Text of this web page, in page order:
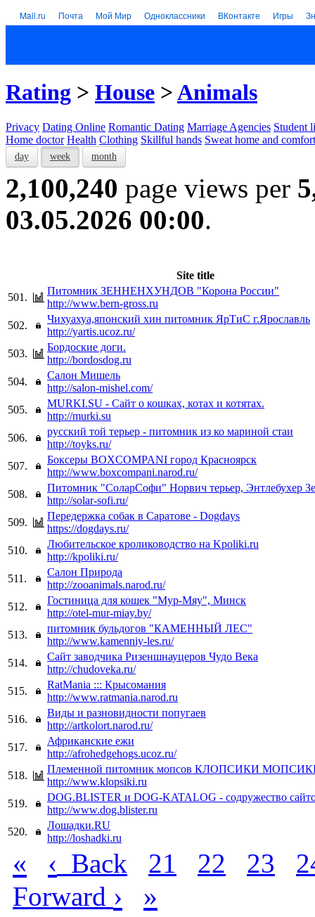
Mail.ru Почта Мой Мир Одноклассники ВКонтакте Игры
Rating > House >Animals
Privacy Dating Online Romantic Dating Marriage Agencies Student
Home doctor Health Clothing Skillful hands Sweat home and comfort
day week month
2,100,240 page views per
03.05.2026 00:00.
Site title
501.
Питомник ЗЕННЕНХУНДОВ "Корона России"
http://www.bern-gross.ru
502.
Чихуахуа,японский хин питомник ЯрТиС г.Ярославль
http://yartis.ucoz.ru/
503.
Бордоские доги.
http://bordosdog.ru
504.
Салон Мишель
http://salon-mishel.com/
505.
MURKI.SU - Сайт о кошках, котах и котятах.
http://murki.su
506.
русский той терьер - питомник из ко мариной стаи
http://toyks.ru/
507.
Боксеры BOXCOMPANI город Красноярск
http://www.boxcompani.narod.ru/
508.
Питомник "СоларСофи" Норвич терьер, Энтлебухер
http://solar-sofi.ru/
509.
Передержка собак в Саратове - Dogdays
https://dogdays.ru/
510.
Любительское кролиководство на Kpoliki.ru
http://kpoliki.ru/
511.
Салон Природа
http://zooanimals.narod.ru/
512.
Гостиница для кошек "Мур-Мяу", Минск
http://otel-mur-miay.by/
513.
питомник бульдогов "КАМЕННЫЙ ЛЕС"
http://www.kamenniy-les.ru/
514.
Сайт заводчика Ризеншнауцеров Чудо Века
http://chudoveka.ru/
515.
RatMania ::: Крысомания
http://www.ratmania.narod.ru
516.
Виды и разновидности попугаев
http://artkolort.narod.ru/
517.
Африканские ежи
http://afrohedgehogs.ucoz.ru/
518.
Племенной питомник мопсов КЛОПСИКИ
http://www.klopsiki.ru
519.
DOG.BLISTER и DOG-KATALOG - содружество
http://www.dog.blister.ru
520.
Лошадки.RU
http://loshadki.ru
« ‹ Back 21 22 23
Forward › »